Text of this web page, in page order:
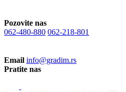
Pozovite nas
062-480-880 062-218-801
Email info@gradim.rs
Pratite nas